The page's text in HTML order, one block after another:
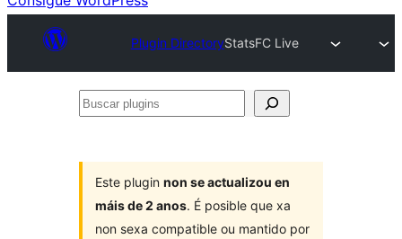
Plugin DirectoryStatsFC Live
Buscar
Este plugin non se actualizou en
máis de 2 anos. É posible que xa
non sexa compatible ou mantido por